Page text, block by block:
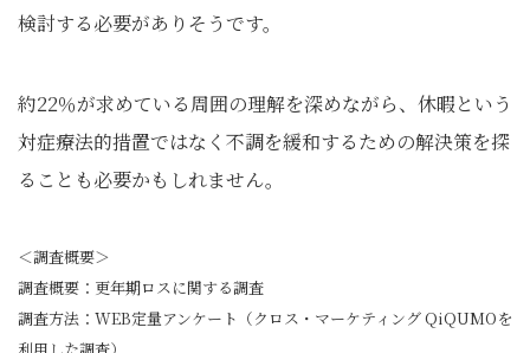
検討する必要がありそうです。
約22％が求めている周囲の理解を深めながら、休暇という
対症療法的措置ではなく不調を緩和するための解決策を探
ることも必要かもしれません。
＜調査概要＞
調査概要：更年期ロスに関する調査
調査方法：WEB定量アンケート（クロス・マーケティング QiQUMOを